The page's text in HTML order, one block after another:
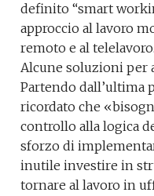
definito “smart
approccio al lavoro
remoto e al telelavoro.
Alcune soluzioni per
Partendo dall’ultima
ricordato che
controllo alla logica
sforzo di
inutile investire in
tornare al lavoro in